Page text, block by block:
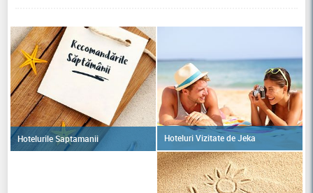
Hotelurile Saptamanii Hoteluri Vizitate de Jeka